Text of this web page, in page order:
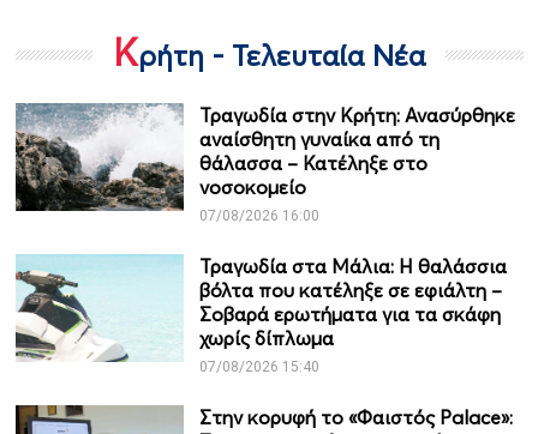
Κρήτη - Τελευταία Νέα
Τραγωδία στην Κρήτη: Ανασύρθηκε
αναίσθητη γυναίκα από τη
θάλασσα – Κατέληξε στο
νοσοκομείο
07/08/2026 16:00
Τραγωδία στα Μάλια: Η θαλάσσια
βόλτα που κατέληξε σε εφιάλτη –
Σοβαρά ερωτήματα για τα σκάφη
χωρίς δίπλωμα
07/08/2026 15:40
Στην κορυφή το «Φαιστός Palace»: